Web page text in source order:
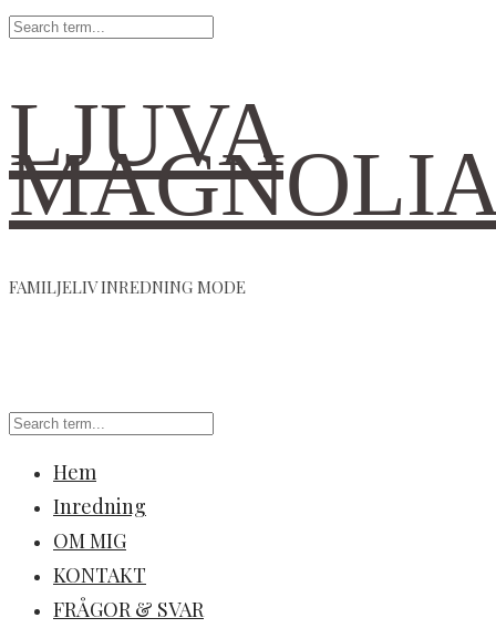
LJUVA
FAMILJELIV INREDNING MODE
Hem
Inredning
OM MIG
KONTAKT
FRÅGOR & SVAR